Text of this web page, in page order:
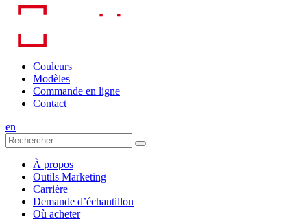
Skip
content
Couleurs
Modèles
Commande en ligne
Contact
en
À propos
Outils Marketing
Carrière
Demande d’échantillon
Où acheter